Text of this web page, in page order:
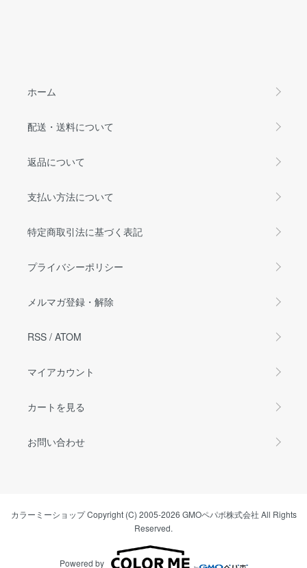
ホーム
配送・送料について
返品について
支払い方法について
特定商取引法に基づく表記
プライバシーポリシー
メルマガ登録・解除
RSS / ATOM
マイアカウント
カートを見る
お問い合わせ
カラーミーショップCopyright (C) 2005-2026 GMOペパボ株式会社 All Rights
Reserved.
Powered by